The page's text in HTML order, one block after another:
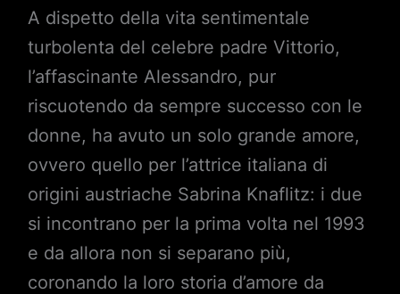
A dispetto della vita sentimentale
turbolenta del celebre padre Vittorio,
l’affascinante Alessandro, pur
riscuotendo da sempre successo con le
donne, ha avuto un solo grande amore,
ovvero quello per l’attrice italiana di
origini austriache Sabrina Knaflitz: i due
si incontrano per la prima volta nel 1993
e da allora non si separano più,
coronando la loro storia d’amore da